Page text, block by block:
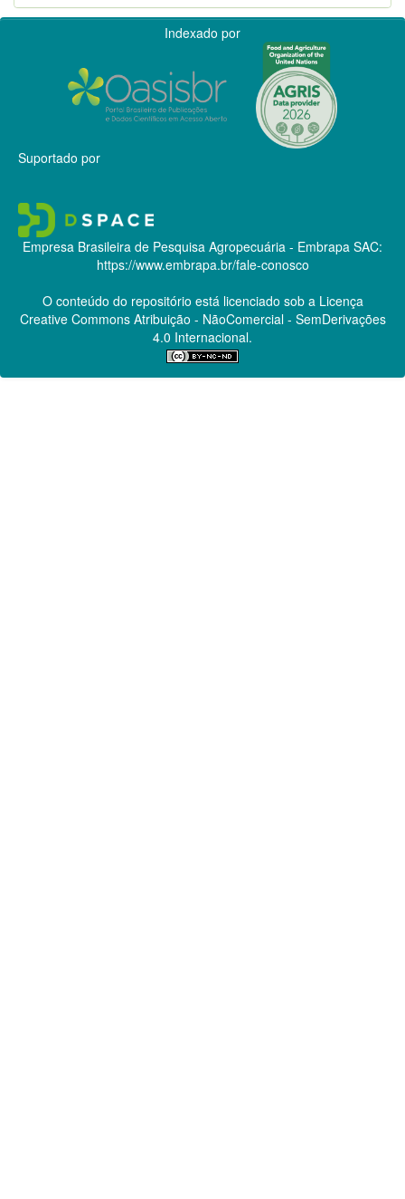
Indexado por
Suportado por
Empresa Brasileira de Pesquisa Agropecuária - Embrapa SAC:
https://www.embrapa.br/fale-conosco
O conteúdo do repositório está licenciado sob a Licença
Creative CommonsAtribuição - NãoComercial - SemDerivações
4.0 Internacional.